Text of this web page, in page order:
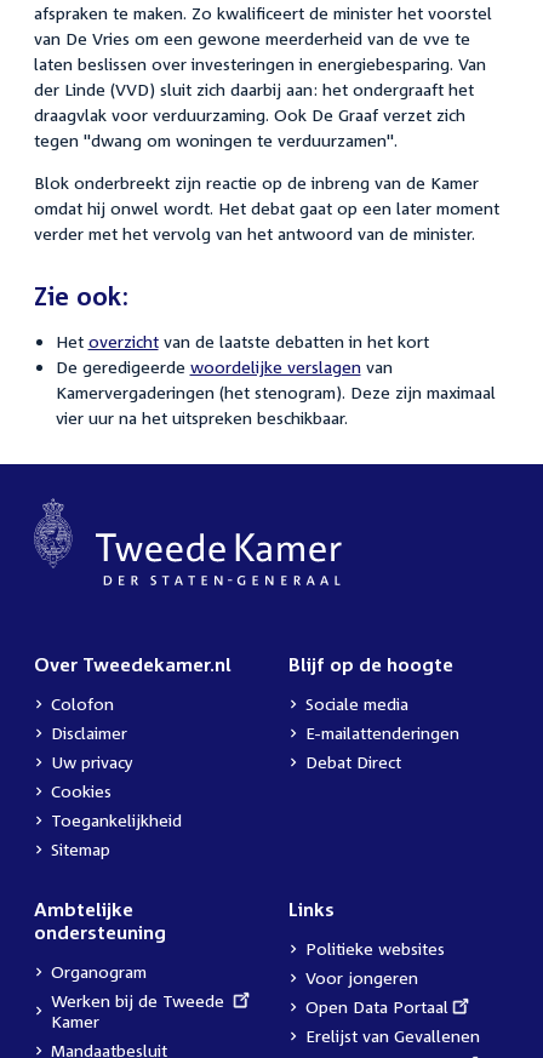
afspraken te maken. Zo kwalificeert de minister het voorstel
van De Vries om een gewone meerderheid van de vve te
laten beslissen over investeringen in energiebesparing. Van
der Linde (VVD) sluit zich daarbij aan: het ondergraaft het
draagvlak voor verduurzaming. Ook De Graaf verzet zich
tegen "dwang om woningen te verduurzamen".
Blok onderbreekt zijn reactie op de inbreng van de Kamer
omdat hij onwel wordt. Het debat gaat op een later moment
verder met het vervolg van het antwoord van de minister.
Zie ook:
Het overzichtvan de laatste debatten in het kort
De geredigeerde woordelijke verslagenvan
Kamervergaderingen (het stenogram). Deze zijn maximaal
vier uur na het uitspreken beschikbaar.
Over Tweedekamer.nl
Colofon
Disclaimer
Uw privacy
Cookies
Toegankelijkheid
Sitemap
Blijf op de hoogte
Sociale media
E-mailattenderingen
Debat Direct
Ambtelijke
ondersteuning
Organogram
External
link:
Werken bij de Tweede
Kamer
Mandaatbesluit
Links
Politieke websites
Voor jongeren
External
link:
Open Data Portaal
Erelijst van Gevallenen